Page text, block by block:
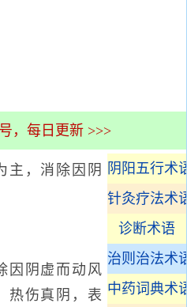
，每日更新 >>>
阴阳五行术
针灸疗法术
诊断术语
治则治法术
中药词典术
，消除因阴
阴虚而动风
热伤真阴，表